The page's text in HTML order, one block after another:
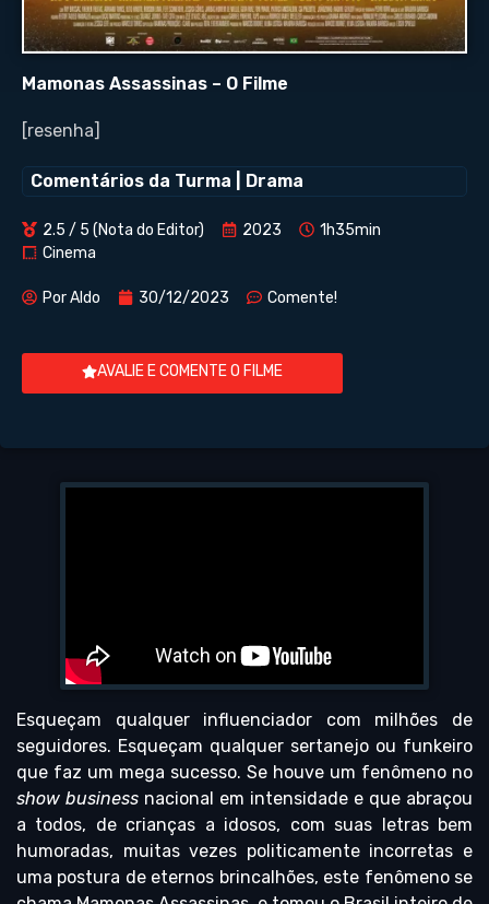
Mamonas Assassinas – O Filme
[resenha]
Comentários da Turma Drama
2.5 / 5 (Nota do Editor) 2023
1h35min
Cinema
PorAldo 30/12/2023 Comente!
AVALIE E COMENTE O FILME
Esqueçam qualquer influenciador com milhões de
seguidores. Esqueçam qualquer sertanejo ou funkeiro
que faz um mega sucesso. Se houve um fenômeno no
show business nacional em intensidade e que abraçou
a todos, de crianças a idosos, com suas letras bem
humoradas, muitas vezes politicamente incorretas e
uma postura de eternos brincalhões, este fenômeno se